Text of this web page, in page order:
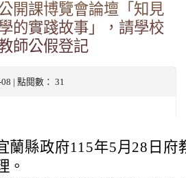
開課博覽會論壇「知見
的實踐故事」，請學校
師公假登記
08 | 點閱數： 31
蘭縣政府115年5月28日府
。